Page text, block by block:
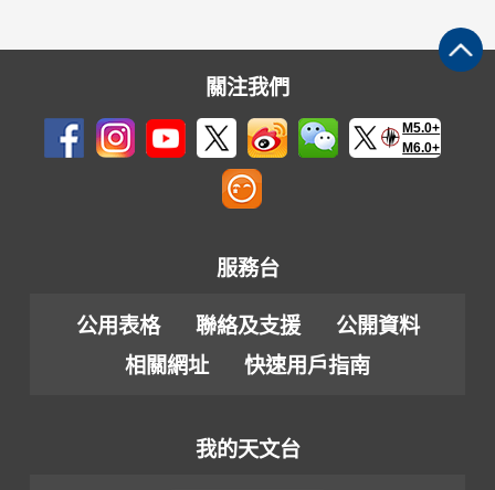
關注我們
M5.0+
M6.0+
服務台
公用表格 聯絡及支援
公開資料
相關網址
快速用戶指南
我的天文台